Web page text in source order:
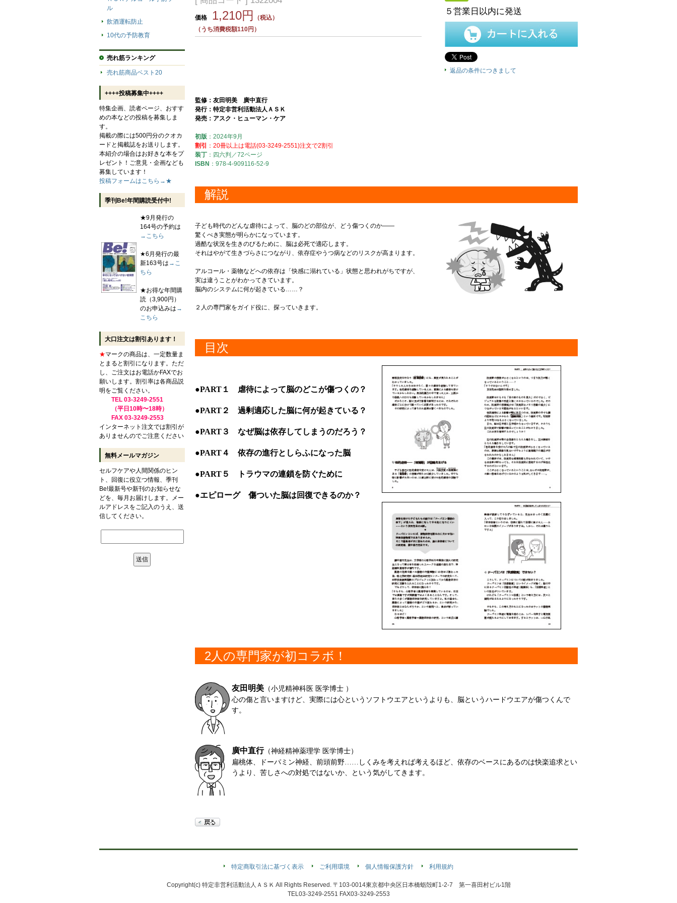
価格 1,210円
（税込）
（うち消費税額110円）
５営業日以内に発送
返品の条件につきまして
監修：友田明美 廣中直行
発行：特定非営利活動法人ＡＳＫ
発売：アスク・ヒューマン・ケア
初版 ：2024年9月
割引
：20冊以上は電話(03-3249-2551)注文で2割引
装丁 ：四六判／72ページ
ISBN ：978-4-909116-52-9
解説
子ども時代のどんな虐待によって、脳のどの部位が、どう傷つくのか――
驚くべき実態が明らかになっています。
過酷な状況を生きのびるために、脳は必死で適応します。
それはやがて生きづらさにつながり、依存症やうつ病などのリスクが高まります。
アルコール・薬物などへの依存は「快感に溺れている」状態と思われがちですが、
実は違うことがわかってきています。
脳内のシステムに何が起きている……？
２人の専門家をガイド役に、探っていきます。
目次
●PART１ 虐待によって脳のどこが傷つくの？
●PART２ 過剰適応した脳に何が起きている？
●PART３ なぜ脳は依存してしまうのだろう？
●PART４ 依存の進行としらふになった脳
●PART５ トラウマの連鎖を防ぐために
●エピローグ 傷ついた脳は回復できるのか？
2人の専門家が初コラボ！
友田明美 （小児精神科医 医学博士 ）
心の傷と言いますけど、実際には心というソフトウエアというよりも、脳というハードウエアが傷つくんで
す。
廣中直行（神経精神薬理学 医学博士）
扁桃体、ドーパミン神経、前頭前野……しくみを考えれば考えるほど、依存のベースにあるのは快楽追求とい
うより、苦しさへの対処ではないか、という気がしてきます。
ル
飲酒運転防止
10代の予防教育
売れ筋ランキング
売れ筋商品ベスト20
++++投稿募集中++++
特集企画、読者ページ、おすす
めの本などの投稿を募集しま
す。
掲載の際には500円分のクオカ
ードと掲載誌をお送りします。
本紹介の場合はお好きな本をプ
レゼント！ご意見・企画なども
募集しています！
投稿フォームはこちら→★
季刊Be!年間購読受付中!
★9月発行の
164号の予約は
→こちら
★6月発行の最
新163号は →こ
ちら
★お得な年間購
読（3,900円）
のお申込みは →
こちら
大口注文は割引あります！
★マークの商品は、一定数量ま
とまると割引になります。ただ
し、ご注文はお電話かFAXでお
願いします。割引率は各商品説
明をご覧ください。
TEL 03-3249-2551
（平日10時〜18時）
FAX 03-3249-2553
インターネット注文では割引が
ありませんのでご注意ください
無料メールマガジン
セルフケアや人間関係のヒン
ト、回復に役立つ情報、季刊
Be!最新号や新刊のお知らせな
どを、毎月お届けします。メー
ルアドレスをご記入のうえ、送
信してください。
特定商取引法に基づく表示 ご利用環境 個人情報保護方針 利用規約
Copyright(c) 特定非営利活動法人ＡＳＫ All Rights Reserved. 〒103-0014東京都中央区日本橋蛎殻町1-2-7 第一喜田村ビル1階
TEL03-3249-2551 FAX03-3249-2553